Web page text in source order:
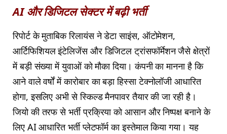
AI और डिजिटल सेक्टर में बढ़ी भर्ती
रिपोर्ट के मुताबिक रिलायंस ने डेटा साइंस, ऑटोमेशन,
आर्टिफिशियल इंटेलिजेंस और डिजिटल ट्रांसफॉर्मेशन जैसे क्षेत्रों
में बड़ी संख्या में युवाओं को मौका दिया। कंपनी का मानना है कि
आने वाले वर्षों में कारोबार का बड़ा हिस्सा टेक्नोलॉजी आधारित
होगा, इसलिए अभी से स्किल्ड मैनपावर तैयार की जा रही है।
जियो की तरफ से भर्ती प्रक्रिया को आसान और निष्पक्ष बनाने के
लिए AI आधारित भर्ती प्लेटफॉर्म का इस्तेमाल किया गया। यह